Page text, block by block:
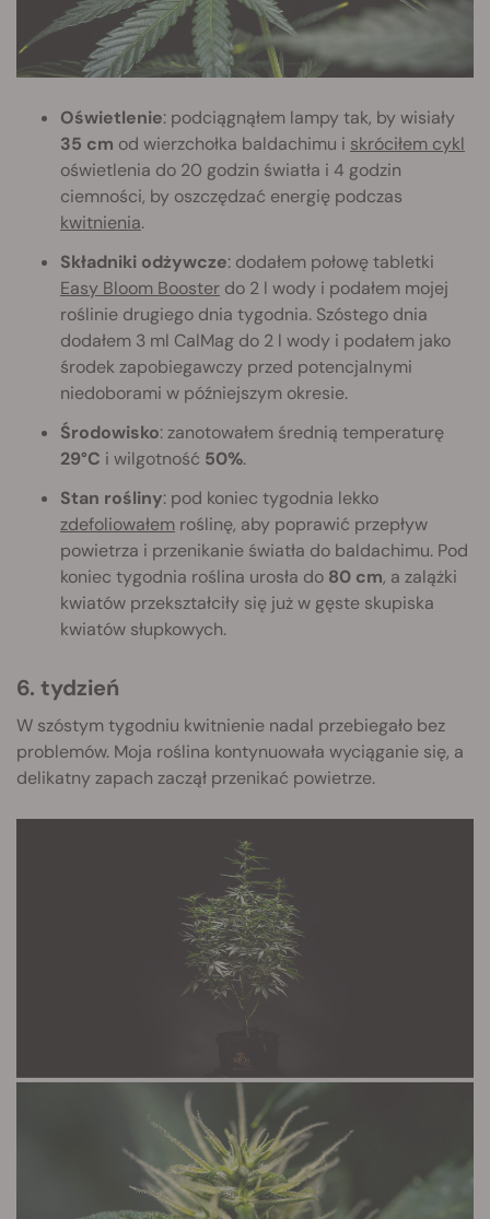
Oświetlenie: podciągnąłem lampy tak, by wisiały
35 cm od wierzchołka baldachimu i skróciłem cykl
oświetlenia do 20 godzin światła i 4 godzin
ciemności, by oszczędzać energię podczas
kwitnienia.
Składniki odżywcze: dodałem połowę tabletki
Easy Bloom Booster do 2 l wody i podałem mojej
roślinie drugiego dnia tygodnia. Szóstego dnia
dodałem 3 ml CalMag do 2 l wody i podałem jako
środek zapobiegawczy przed potencjalnymi
niedoborami w późniejszym okresie.
Środowisko: zanotowałem średnią temperaturę
29°C i wilgotność 50%.
Stan rośliny: pod koniec tygodnia lekko
zdefoliowałem roślinę, aby poprawić przepływ
powietrza i przenikanie światła do baldachimu. Pod
koniec tygodnia roślina urosła do 80 cm, a zalążki
kwiatów przekształciły się już w gęste skupiska
kwiatów słupkowych.
6. tydzień
W szóstym tygodniu kwitnienie nadal przebiegało bez
problemów. Moja roślina kontynuowała wyciąganie się, a
delikatny zapach zaczął przenikać powietrze.